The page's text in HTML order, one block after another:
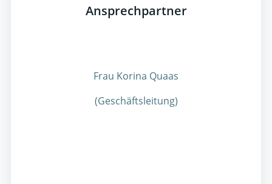
Ansprechpartner
Frau Korina Quaas
(Geschäftsleitung)